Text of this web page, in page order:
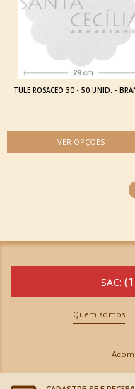
TULE ROSACEO 30 - 50 UNID. -
SAC:
Quem somos